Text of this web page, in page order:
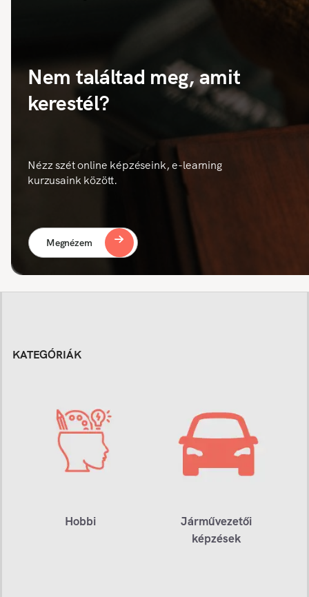
Nem találtad meg, amit
kerestél?
Nézz szét online képzéseink, e-learning
kurzusaink között.
Megnézem
KATEGÓRIÁK
Hobbi
Járművezetői
képzések